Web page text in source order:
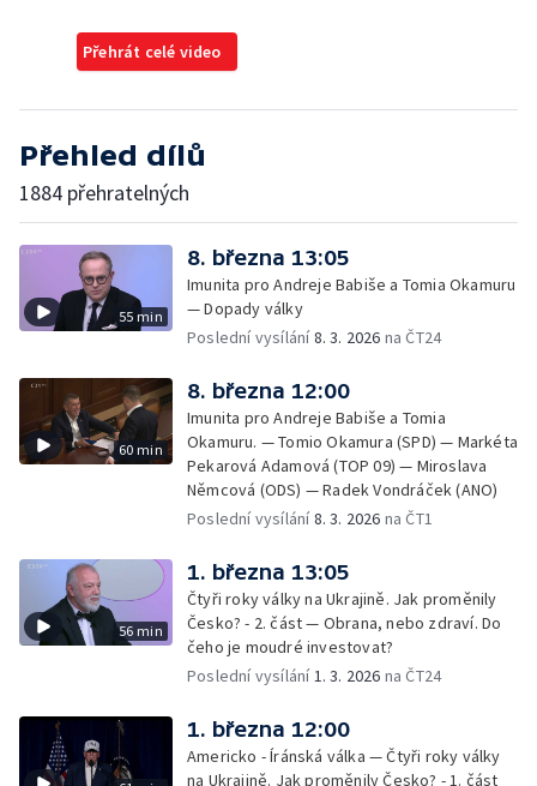
Přehrát celé video
Přehled dílů
1884 přehratelných
55 min
8. března 13:05
Imunita pro Andreje Babiše a Tomia Okamuru
— Dopady války
Poslední vysílání8. 3. 2026 na ČT24
60 min
8. března 12:00
Imunita pro Andreje Babiše a Tomia
Okamuru. — Tomio Okamura (SPD) — Markéta
Pekarová Adamová (TOP 09) — Miroslava
Němcová (ODS) — Radek Vondráček (ANO)
Poslední vysílání8. 3. 2026 na ČT1
56 min
1. března 13:05
Čtyři roky války na Ukrajině. Jak proměnily
Česko? - 2. část — Obrana, nebo zdraví. Do
čeho je moudré investovat?
Poslední vysílání 1. 3. 2026 na ČT24
1. března 12:00
Americko - Íránská válka — Čtyři roky války
na Ukrajině. Jak proměnily Česko? - 1. část